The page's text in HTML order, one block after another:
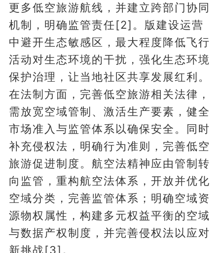
更多低空旅游航线，并建立跨部门协同
机制，明确监管责任[2]。版建设运营
中避开生态敏感区，最大程度降低飞行
活动对生态环境的干扰，强化生态环境
保护治理，让当地社区共享发展红利。
在法制方面，完善低空旅游相关法律，
需放宽空域管制、激活生产要素，健全
市场准入与监管体系以确保安全。同时
补充侵权法，明确行为准则，完善低空
旅游促进制度。航空法精神应由管制转
向监管，重构航空法体系，开放并优化
空域分类，完善监管体系；明确空域资
源物权属性，构建多元权益平衡的空域
与数据产权制度，并完善侵权法以应对
新挑战[3]。